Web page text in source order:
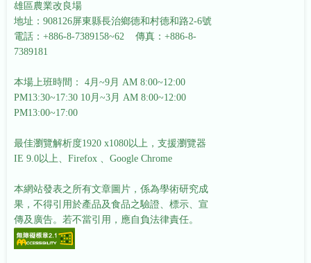
雄區農業改良場
地址：908126屏東縣長治鄉德和村德和路2-6號
電話：+886-8-7389158~62 傳真：+886-8-
7389181
本場上班時間： 4月~9月 AM 8:00~12:00
PM13:30~17:30 10月~3月 AM 8:00~12:00
PM13:00~17:00
最佳瀏覽解析度1920 x1080以上，支援瀏覽器
IE 9.0以上、Firefox 、Google Chrome
本網站發表之所有文章圖片，係為學術研究成
果，不得引用於產品及食品之驗證、標示、宣
傳及廣告。若不當引用，應自負法律責任。